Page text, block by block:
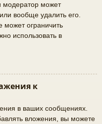
модератор может
вообще удалить его.
может ограничить
использовать в
к
в ваших сообщениях.
вложения, вы можете